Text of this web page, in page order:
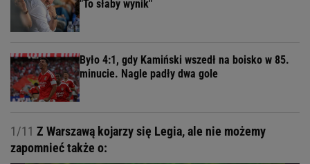
"To słaby wynik"
Było 4:1, gdy Kamiński wszedł na boisko w 85.
minucie. Nagle padły dwa gole
1/11 Z Warszawą kojarzy się Legia, ale nie możemy
zapomnieć także o: